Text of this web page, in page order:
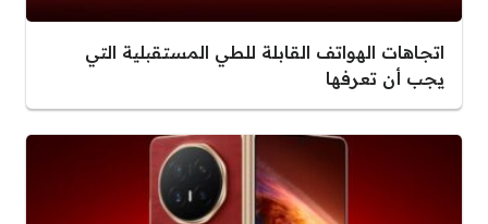
اتجاهات الهواتف القابلة للطي المستقبلية التي
يجب أن تعرفها